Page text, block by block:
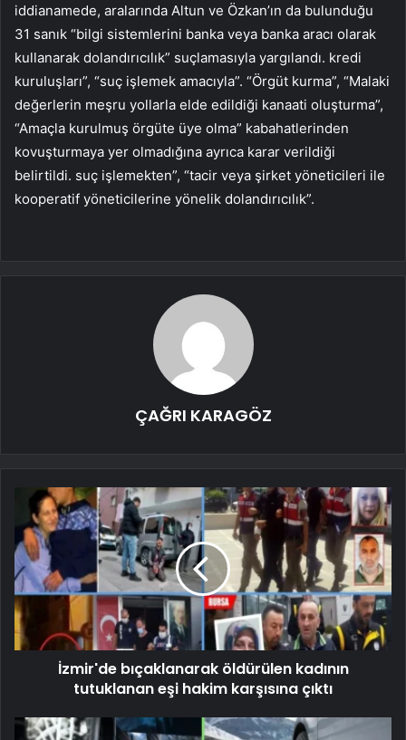
iddianamede, aralarında Altun ve Özkan’ın da bulunduğu
31 sanık “bilgi sistemlerini banka veya banka aracı olarak
kullanarak dolandırıcılık” suçlamasıyla yargılandı. kredi
kuruluşları”, “suç işlemek amacıyla”. “Örgüt kurma”, “Malaki
değerlerin meşru yollarla elde edildiği kanaati oluşturma”,
“Amaçla kurulmuş örgüte üye olma” kabahatlerinden
kovuşturmaya yer olmadığına ayrıca karar verildiği
belirtildi. suç işlemekten”, “tacir veya şirket yöneticileri ile
kooperatif yöneticilerine yönelik dolandırıcılık”.
ÇAĞRI KARAGÖZ
İzmir'de bıçaklanarak öldürülen kadının
tutuklanan eşi hakim karşısına çıktı